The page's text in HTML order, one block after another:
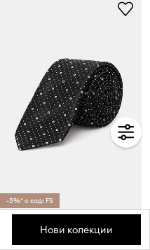
-5%* с код: FS
Текуща цена:Нови колекции